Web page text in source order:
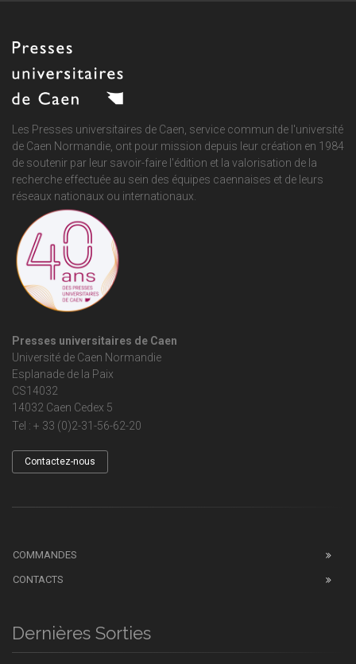
Les Presses universitaires de Caen, service commun de l'université
de Caen Normandie , ont pour mission depuis leur création en 1984
de soutenir par leur savoir-faire l'édition et la valorisation de la
recherche effectuée au sein des équipes caennaises et de leurs
réseaux nationaux ou internationaux.
Presses universitaires de Caen
Université de Caen Normandie
Esplanade de la Paix
CS14032
14032 Caen Cedex 5
Tel : + 33 (0)2-31-56-62-20
Contactez-nous
COMMANDES
CONTACTS
Dernières Sorties